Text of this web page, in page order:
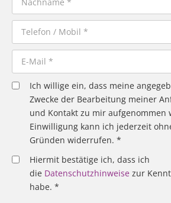
Ich willige ein, dass meine
Zwecke der Bearbeitung meiner
und Kontakt zu mir aufgenommen
Einwilligung kann ich jederzeit
Gründen widerrufen. *
Hiermit bestätige ich, dass ich
die Datenschutzhinweise zur
habe. *